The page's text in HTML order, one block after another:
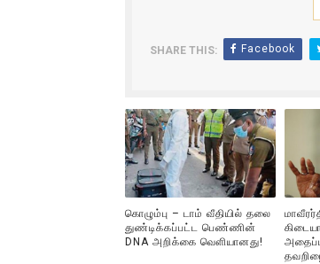
SHARE THIS: Facebook
கொழும்பு – டாம் வீதியில் தலை
துண்டிக்கப்பட்ட பெண்ணின்
DNA அறிக்கை வௌியானது!